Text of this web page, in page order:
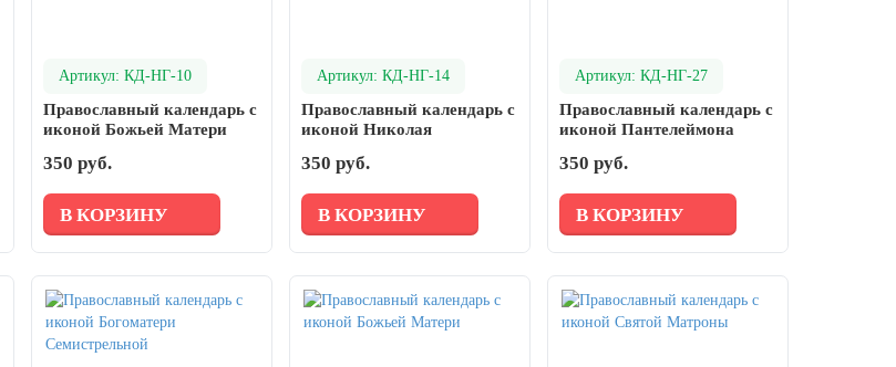
Артикул: КД-НГ-10
Православный календарь с
иконой Божьей Матери
350 руб.
В КОРЗИНУ
Артикул: КД-НГ-14
Православный календарь с
иконой Николая
350 руб.
В КОРЗИНУ
Артикул: КД-НГ-27
Православный календарь с
иконой Пантелеймона
350 руб.
В КОРЗИНУ